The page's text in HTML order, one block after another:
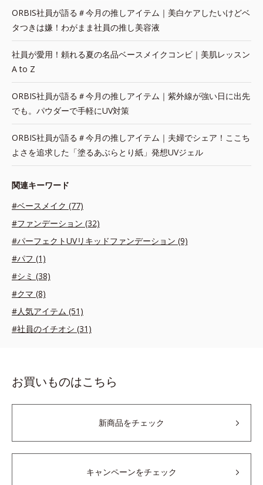
ORBIS社員が語る＃今月の推しアイテム｜美白ケアしたいけどベ
タつきは嫌！わがまま社員の推し美容液
社員が愛用！頼れる夏の名品ベースメイクコンビ｜美肌レッスン
A to Z
ORBIS社員が語る＃今月の推しアイテム｜紫外線が強い日に出先
でも。パウダーで手軽にUV対策
ORBIS社員が語る＃今月の推しアイテム｜夫婦でシェア！ここち
よさを追求した「塗るあぶらとり紙」発想UVジェル
関連キーワード
#ベースメイク (77)
#ファンデーション (32)
#パーフェクトUVリキッドファンデーション (9)
#パフ (1)
#シミ (38)
#クマ (8)
#人気アイテム (51)
#社員のイチオシ (31)
お買いものはこちら
新商品をチェック
キャンペーンをチェック